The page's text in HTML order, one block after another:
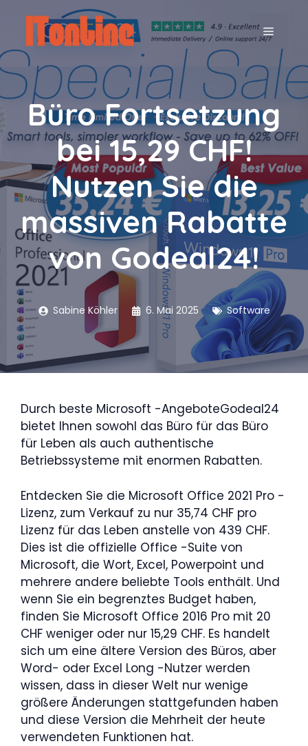
springen
MENÜ
Büro Fortsetzung
bei 15,29 CHF!
Nutzen Sie die
massiven Rabatte
von Godeal24!
Sabine Köhler 6. Mai 2025 Software
Durch beste Microsoft -AngeboteGodeal24
bietet Ihnen sowohl das Büro für das Büro
für Leben als auch authentische
Betriebssysteme mit enormen Rabatten.
Entdecken Sie die Microsoft Office 2021 Pro -
Lizenz, zum Verkauf zu nur 35,74 CHF pro
Lizenz für das Leben anstelle von 439 CHF.
Dies ist die offizielle Office -Suite von
Microsoft, die Wort, Excel, Powerpoint und
mehrere andere beliebte Tools enthält. Und
wenn Sie ein begrenztes Budget haben,
finden Sie Microsoft Office 2016 Pro mit 20
CHF weniger oder nur 15,29 CHF. Es handelt
sich um eine ältere Version des Büros, aber
Word- oder Excel Long -Nutzer werden
wissen, dass in dieser Welt nur wenige
größere Änderungen stattgefunden haben
und diese Version die Mehrheit der heute
verwendeten Funktionen hat.